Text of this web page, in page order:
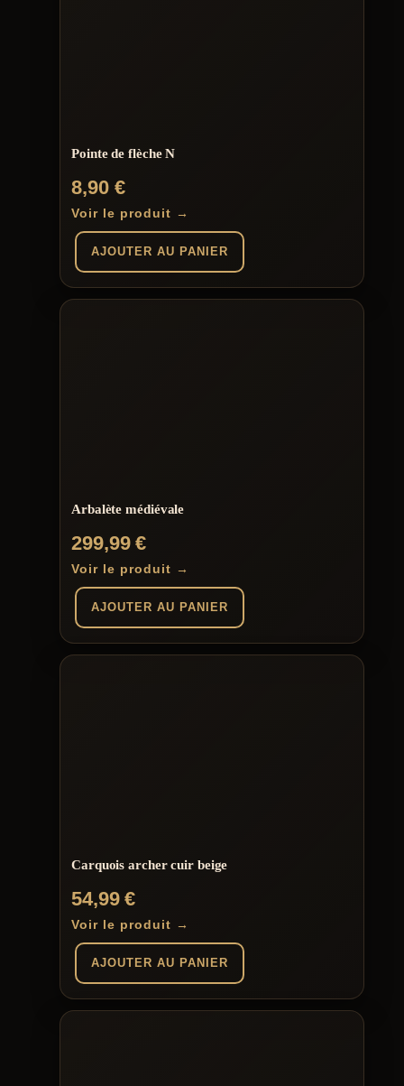
Pointe de flèche N
8,90 €
Voir le produit →
AJOUTER AU PANIER
Arbalète médiévale
299,99€
Voir le produit →
AJOUTER AU PANIER
Carquois archer cuir beige
54,99€
Voir le produit →
AJOUTER AU PANIER